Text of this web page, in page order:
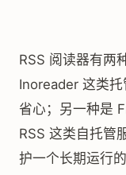
RSS 阅读器有两
Inoreader 这类
省心；另一种是
RSS 这类自托管
护一个长期运行的